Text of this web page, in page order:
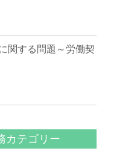
関する問題～労働契
カテゴリー